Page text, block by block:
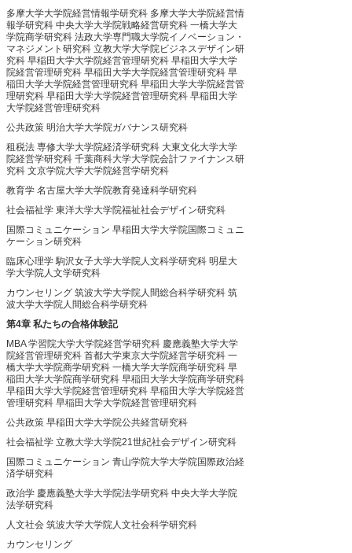
多摩大学大学院経営情報学研究科 多摩大学大学院経営情
報学研究科 中央大学大学院戦略経営研究科 一橋大学大
学院商学研究科 法政大学専門職大学院イノベーション・
マネジメント研究科 立教大学大学院ビジネスデザイン研
究科 早稲田大学大学院経営管理研究科 早稲田大学大学
院経営管理研究科 早稲田大学大学院経営管理研究科 早
稲田大学大学院経営管理研究科 早稲田大学大学院経営管
理研究科 早稲田大学大学院経営管理研究科 早稲田大学
大学院経営管理研究科
公共政策 明治大学大学院ガバナンス研究科
租税法 専修大学大学院経済学研究科 大東文化大学大学
院経営学研究科 千葉商科大学大学院会計ファイナンス研
究科 文京学院大学大学院経営学研究科
教育学 名古屋大学大学院教育発達科学研究科
社会福祉学 東洋大学大学院福祉社会デザイン研究科
国際コミュニケーション 早稲田大学大学院国際コミュニ
ケーション研究科
臨床心理学駒沢女子大学大学院人文科学研究科 明星大
学大学院人文学研究科
カウンセリング 筑波大学大学院人間総合科学研究科 筑
波大学大学院人間総合科学研究科
第4章 私たちの合格体験記
MBA学習院大学大学院経営学研究科 慶應義塾大学大学
院経営管理研究科 首都大学東京大学院経営学研究科 一
橋大学大学院商学研究科 一橋大学大学院商学研究科 早
稲田大学大学院商学研究科 早稲田大学大学院商学研究科
早稲田大学大学院経営管理研究科 早稲田大学大学院経営
管理研究科 早稲田大学大学院経営管理研究科
公共政策 早稲田大学大学院公共経営研究科
社会福祉学 立教大学大学院21世紀社会デザイン研究科
国際コミュニケーション 青山学院大学大学院国際政治経
済学研究科
政治学 慶應義塾大学大学院法学研究科 中央大学大学院
法学研究科
人文社会 筑波大学大学院人文社会科学研究科
カウンセリング